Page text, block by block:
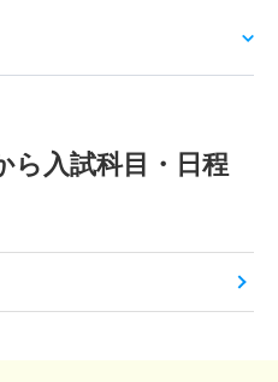
ら入試科目・日程